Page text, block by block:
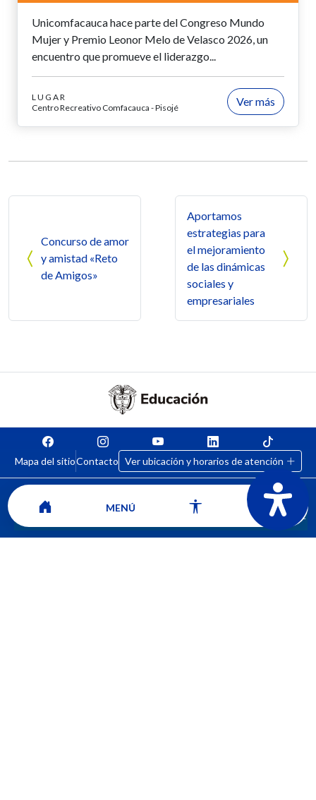
Unicomfacauca hace parte del Congreso Mundo
Mujer y Premio Leonor Melo de Velasco 2026, un
encuentro que promueve el liderazgo...
LUGAR
Centro Recreativo Comfacauca - Pisojé
Ver más
Concurso de amor
y amistad «Reto
de Amigos»
Aportamos
estrategias para
el mejoramiento
de las dinámicas
sociales y
empresariales
Mapa del sitioContacto Ver ubicación y horarios de atención
MENÚ